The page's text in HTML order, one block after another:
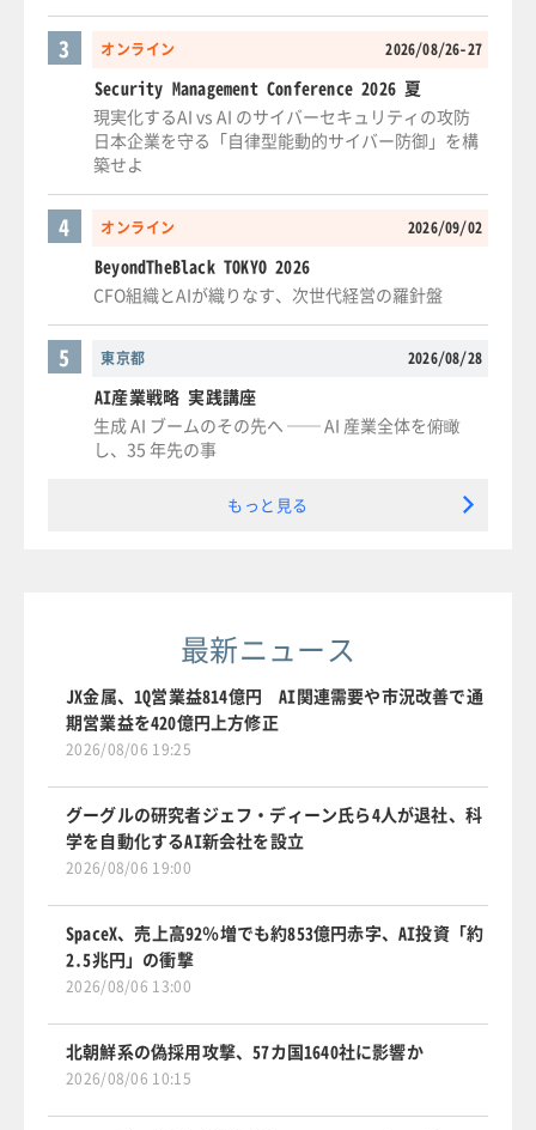
オンライン 2026/08/26-27
3
Security Management Conference 2026 夏
現実化するAI vs AI のサイバーセキュリティの攻防
日本企業を守る「自律型能動的サイバー防御」を構
築せよ
オンライン 2026/09/02
4
BeyondTheBlack TOKYO 2026
CFO組織とAIが織りなす、次世代経営の羅針盤
東京都 2026/08/28
5
AI産業戦略 実践講座
生成 AI ブームのその先へ ── AI 産業全体を俯瞰
し、35 年先の事
もっと見る
最新ニュース
JX金属、1Q営業益814億円 AI関連需要や市況改善で通
期営業益を420億円上方修正
2026/08/06 19:25
グーグルの研究者ジェフ・ディーン氏ら4人が退社、科
学を自動化するAI新会社を設立
2026/08/06 19:00
SpaceX、売上高92％増でも約853億円赤字、AI投資「約
2.5兆円」の衝撃
2026/08/06 13:00
北朝鮮系の偽採用攻撃、57カ国1640社に影響か
2026/08/06 10:15